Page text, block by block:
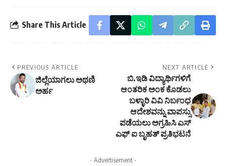
Share This Article
PREVIOUS ARTICLE
ಜಿಲ್ಲೆಯಾಗಲು ಅಥಣಿ
ಅರ್ಹ
NEXT ARTICLE
ಬಿ.ಇಡಿ ವಿದ್ಯಾರ್ಥಿಗಳಿಗೆ
ಆಂತರಿಕ ಅಂಕ ಕೊಡಲು
ಬಳ್ಳಾರಿ ವಿ‌ವಿ ನಿರ್ಬಂಧ
ಆದೇಶವನ್ನು ವಾಪಸ್ಸು
ಪಡೆಯಲು ಅಗ್ರಹಿಸಿ ಎಸ್
ಎಫ್ ಐ ಬೃಹತ್ ಪ್ರತಿಭಟನೆ
- Advertisement -